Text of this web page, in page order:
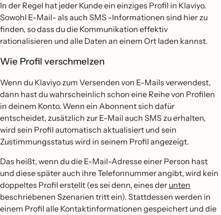
In der Regel hat jeder Kunde ein einziges Profil in Klaviyo.
Sowohl E-Mail- als auch SMS -Informationen sind hier zu
finden, so dass du die Kommunikation effektiv
rationalisieren und alle Daten an einem Ort laden kannst.
Wie Profil verschmelzen
Wenn du Klaviyo zum Versenden von E-Mails verwendest,
dann hast du wahrscheinlich schon eine Reihe von Profilen
in deinem Konto. Wenn ein Abonnent sich dafür
entscheidet, zusätzlich zur E-Mail auch SMS zu erhalten,
wird sein Profil automatisch aktualisiert und sein
Zustimmungsstatus wird in seinem Profil angezeigt.
Das heißt, wenn du die E-Mail-Adresse einer Person hast
und diese später auch ihre Telefonnummer angibt, wird kein
doppeltes Profil erstellt (es sei denn, eines der unten
beschriebenen Szenarien tritt ein). Stattdessen werden in
einem Profil alle Kontaktinformationen gespeichert und die